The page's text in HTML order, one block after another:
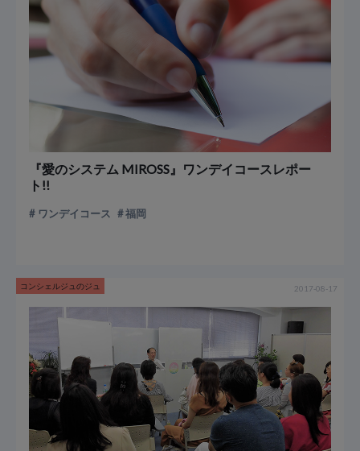
『愛のシステム MIROSS』ワンデイコースレポー
ト!!
ワンデイコース 福岡
コンシェルジュのジュ 2017-08-17